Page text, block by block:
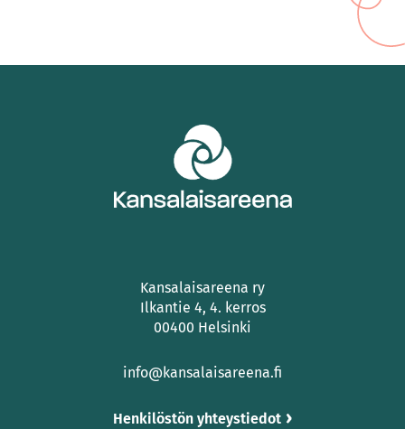
Kansalaisareena ry
Ilkantie 4, 4. kerros
00400 Helsinki
info@kansalaisareena.fi
Henkilöstön yhteystiedot